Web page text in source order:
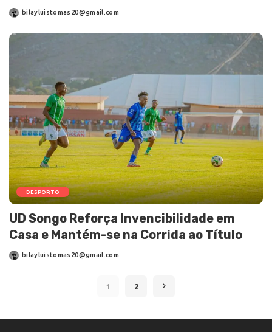
bilayluistomas20@gmail.com
DESPORTO
UD Songo Reforça Invencibilidade em
Casa e Mantém-se na Corrida ao Título
bilayluistomas20@gmail.com
1 2